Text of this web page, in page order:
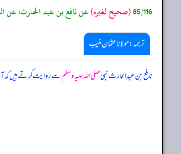
85/116(صحيح لغيره)عن نافع بن عبد الحارث، عن
ترجمہ:مولانا عثمان منیب
نافع بن عبدالحارث نبیصلی اللہ علیہ وسلمسے روایت کرتے ہیں